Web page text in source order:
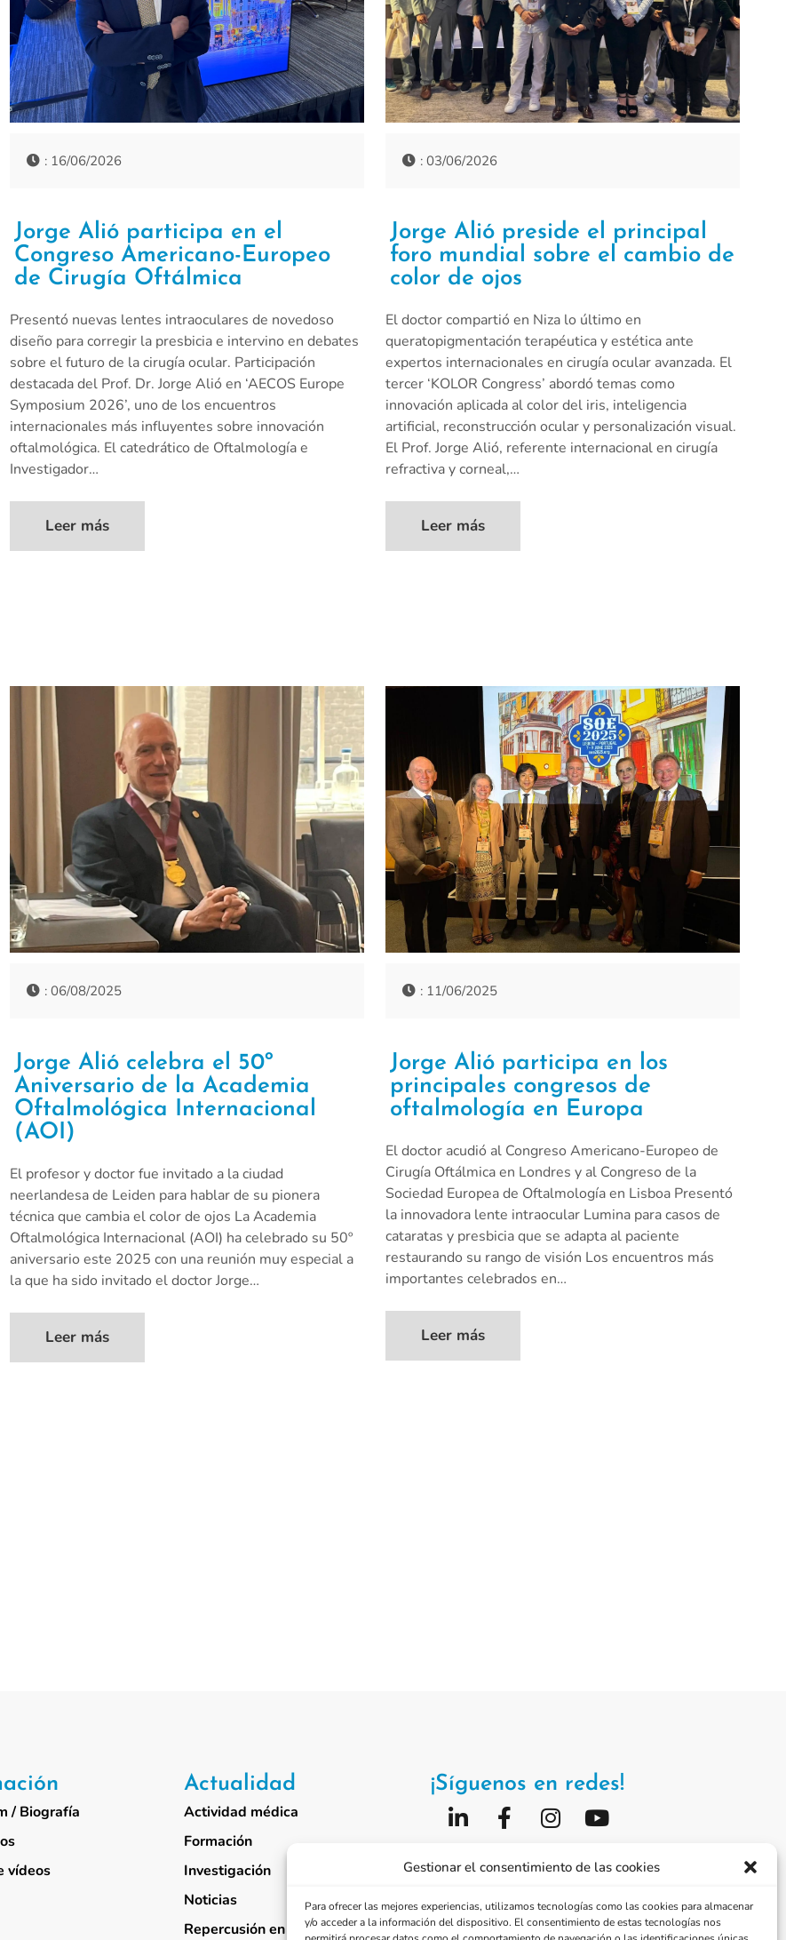
Gestionar el consentimiento de las cookies
Para ofrecer las mejores experiencias, utilizamos tecnologías como las cookies para almacenar
y/o acceder a la información del dispositivo. El consentimiento de estas tecnologías nos
: 16/06/2026
Jorge Alió participa en el
Congreso Americano-Europeo
de Cirugía Oftálmica
Presentó nuevas lentes intraoculares de novedoso
diseño para corregir la presbicia e intervino en debates
sobre el futuro de la cirugía ocular. Participación
destacada del Prof. Dr. Jorge Alió en ‘AECOS Europe
Symposium 2026’, uno de los encuentros
internacionales más influyentes sobre innovación
oftalmológica. El catedrático de Oftalmología e
Investigador…
Leer más
: 03/06/2026
Jorge Alió preside el principal
foro mundial sobre el cambio de
color de ojos
El doctor compartió en Niza lo último en
queratopigmentación terapéutica y estética ante
expertos internacionales en cirugía ocular avanzada. El
tercer ‘KOLOR Congress’ abordó temas como
innovación aplicada al color del iris, inteligencia
artificial, reconstrucción ocular y personalización visual.
El Prof. Jorge Alió, referente internacional en cirugía
refractiva y corneal,…
Leer más
: 06/08/2025
Jorge Alió celebra el 50º
Aniversario de la Academia
Oftalmológica Internacional
(AOI)
El profesor y doctor fue invitado a la ciudad
neerlandesa de Leiden para hablar de su pionera
técnica que cambia el color de ojos La Academia
Oftalmológica Internacional (AOI) ha celebrado su 50º
aniversario este 2025 con una reunión muy especial a
la que ha sido invitado el doctor Jorge…
Leer más
: 11/06/2025
Jorge Alió participa en los
principales congresos de
oftalmología en Europa
El doctor acudió al Congreso Americano-Europeo de
Cirugía Oftálmica en Londres y al Congreso de la
Sociedad Europea de Oftalmología en Lisboa Presentó
la innovadora lente intraocular Lumina para casos de
cataratas y presbicia que se adapta al paciente
restaurando su rango de visión Los encuentros más
importantes celebrados en…
Leer más
/ Biografía
vídeos
Actualidad
Actividad médica
Formación
Investigación
Noticias
Repercusión en medios
¡Síguenos en redes!
Fundación Jorge Alió
Vissum Corporación